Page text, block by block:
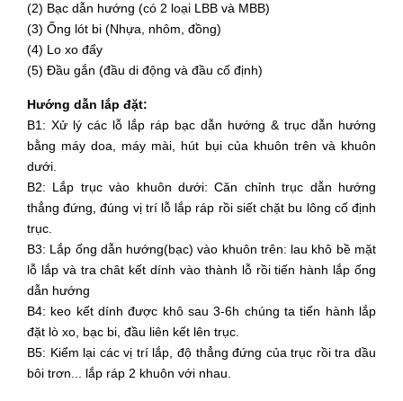
(2) Bạc dẫn hướng (có 2 loại LBB và MBB)
(3) Ống lót bi (Nhựa, nhôm, đồng)
(4) Lo xo đẩy
(5) Đầu gắn (đầu di động và đầu cố định)
Hướng dẫn lắp đặt:
B1: Xử lý các lỗ lắp ráp bạc dẫn hướng & trục dẫn hướng
bằng máy doa, máy mài, hút bụi của khuôn trên và khuôn
dưới.
B2: Lắp trục vào khuôn dưới: Căn chỉnh trục dẫn hướng
thẳng đứng, đúng vị trí lỗ lắp ráp rồi siết chặt bu lông cố định
trục.
B3: Lắp ống dẫn hướng(bạc) vào khuôn trên: lau khô bề mặt
lỗ lắp và tra chât kết dính vào thành lỗ rồi tiến hành lắp ống
dẫn hướng
B4: keo kết dính được khô sau 3-6h chúng ta tiến hành lắp
đặt lò xo, bạc bi, đầu liên kết lên trục.
B5: Kiểm lại các vị trí lắp, độ thẳng đứng của trục rồi tra dầu
bôi trơn... lắp ráp 2 khuôn với nhau.